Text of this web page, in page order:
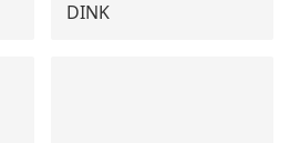
DINK